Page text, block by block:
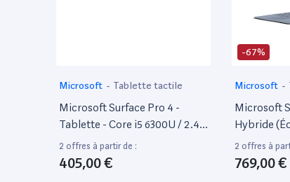
Microsoft - Tablette tactile
Microsoft Surface Pro 4 -
Tablette - Core i5 6300U / 2.4
Ghz - Win 10 Pro 64 Bits - 8 Go
Ram - 256 Go SSD - 12.3" Écran
Tactile 2736 X 1824 - Hd
2 offres à partir de :
405,00 €
-67%
Microsoft -
Microsoft
Hybride
Intel Core
512Go De
Platine
2 offres à
769,00 €